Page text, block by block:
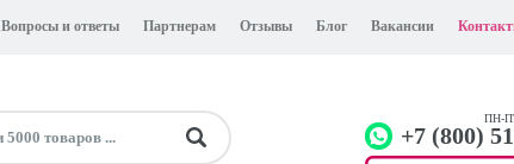
Вопросы и ответы Партнерам Отзывы Блог Вакансии
ПН-
+7 (800)